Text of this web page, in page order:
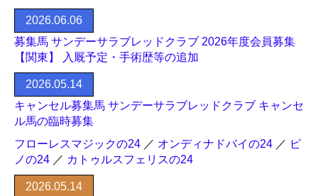
2026.06.06
募集馬 サンデーサラブレッドクラブ 2026年度会員募集
【関東】 入厩予定・手術歴等の追加
2026.05.14
キャンセル募集馬 サンデーサラブレッドクラブ キャンセ
ル馬の臨時募集
フローレスマジックの24 ／ オンディナドバイの24 ／ ピ
ノの24 ／ カトゥルスフェリスの24
2026.05.14